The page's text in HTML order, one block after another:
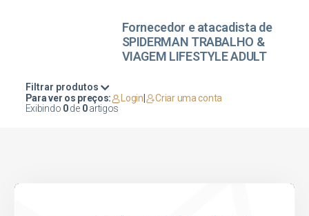
Fornecedor e atacadista de
SPIDERMAN TRABALHO &
VIAGEM LIFESTYLE ADULT
Filtrar produtos
Exibindo 0de 0artigos
Para ver os preços: Login Criar uma conta